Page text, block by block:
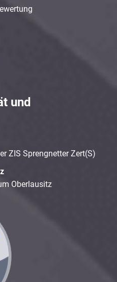
und
ZIS Sprengnetter Zert(S)
Oberlausitz